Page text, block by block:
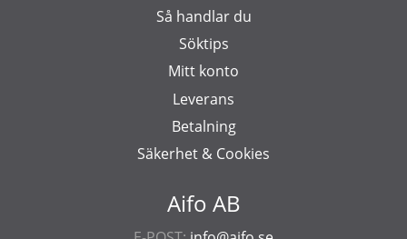
Aifo AB
Så handlar du
Söktips
Mitt konto
Leverans
Betalning
Säkerhet & Cookies